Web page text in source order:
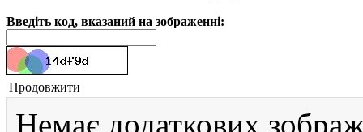
Введіть код, вказаний на зображенні:
Продовжити
Немає додаткових